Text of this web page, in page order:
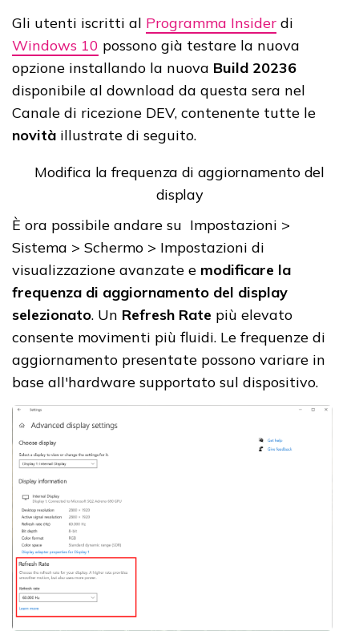
Gli utenti iscritti al Programma Insider di
Windows 10 possono già testare la nuova
opzione installando la nuova Build 20236
disponibile al download da questa sera nel
Canale di ricezione DEV, contenente tutte le
novità illustrate di seguito.
Modifica la frequenza di aggiornamento del
display
È ora possibile andare su Impostazioni >
Sistema > Schermo > Impostazioni di
visualizzazione avanzate e modificare la
frequenza di aggiornamento del display
selezionato. Un Refresh Rate più elevato
consente movimenti più fluidi. Le frequenze di
aggiornamento presentate possono variare in
base all'hardware supportato sul dispositivo.